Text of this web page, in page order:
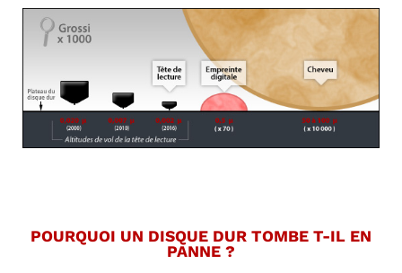
POURQUOI UN DISQUE DUR TOMBE T-IL EN
PANNE ?